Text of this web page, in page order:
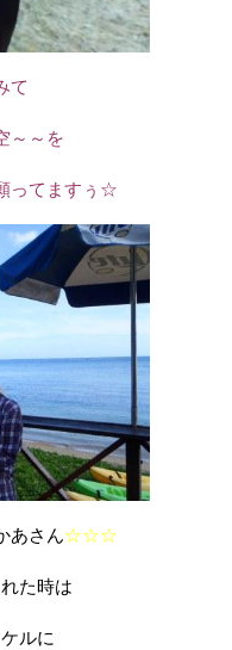
て
～～を
ってますぅ☆
あさん☆☆☆
た時は
ルに